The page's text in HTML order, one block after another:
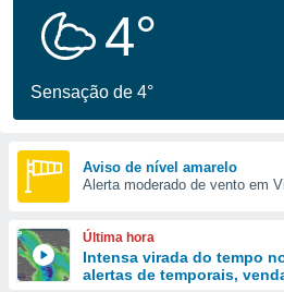
fornecidas
a este
das
forma
digital
4°
Sensação de 4°
Aviso de nível amarelo
Alerta moderado de vento em
Última hora
Intensa virada do tempo
alertas de temporais,